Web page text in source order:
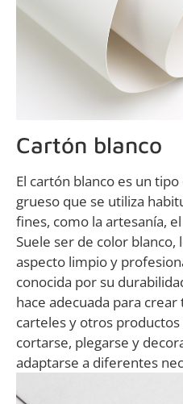
Cartón blanco
El cartón blanco es un
grueso que se utiliza
fines, como la artesanía,
Suele ser de color
aspecto limpio y
conocida por su
hace adecuada para
carteles y otros
cortarse, plegarse y
adaptarse a diferentes